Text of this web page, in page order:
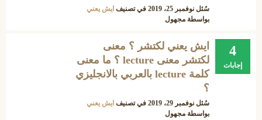
سُئل نوفمبر 25، 2019 في تصنيف ايش يعني
بواسطة مجهول
4
إجابات
ايش يعني لكتشر ؟ معنى
لكتشر معنى lecture ؟ ما معنى
كلمة lecture بالعربي بالانجليزي
؟
سُئل نوفمبر 29، 2019 في تصنيف ايش يعني
بواسطة مجهول